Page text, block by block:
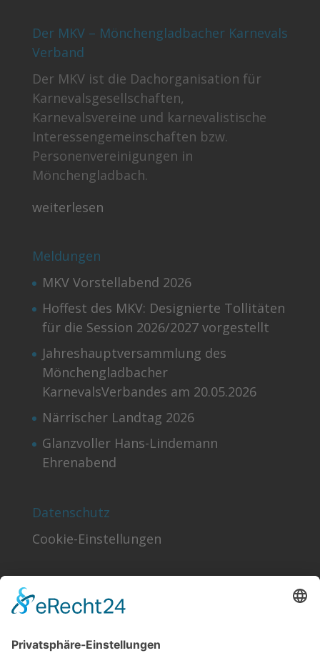
Der MKV – Mönchengladbacher Karnevals
Verband
Der MKV ist die Dachorganisation für
Karnevalsgesellschaften,
Karnevalsvereine und karnevalistische
Interessengemeinschaften bzw.
Personenvereinigungen in
Mönchengladbach.
weiterlesen
Meldungen
MKV Vorstellabend 2026
Hoffest des MKV: Designierte Tollitäten
für die Session 2026/2027 vorgestellt
Jahreshauptversammlung des
Mönchengladbacher
KarnevalsVerbandes am 20.05.2026
Närrischer Landtag 2026
Glanzvoller Hans-Lindemann
Ehrenabend
Datenschutz
Cookie-Einstellungen